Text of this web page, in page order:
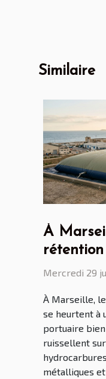
Similaire
À
rétention
Mercredi 29
À Marseille,
se heurtent à
portuaire bien
ruissellent
métalliques